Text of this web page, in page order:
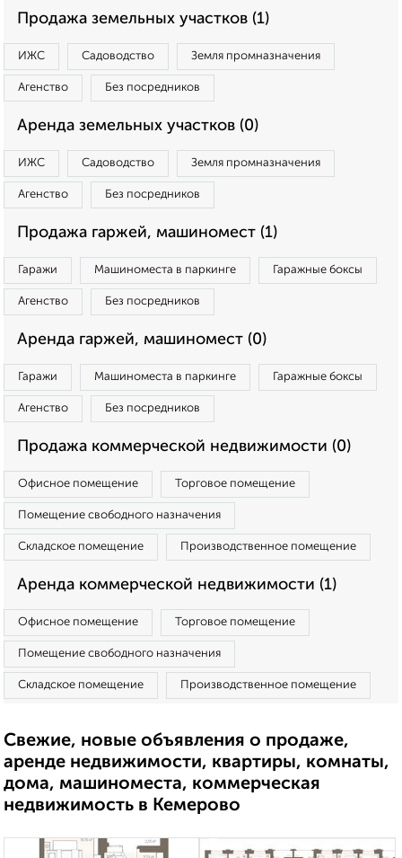
Продажа земельных участков (1)
ИЖС Садоводство Земля промназначения
Агенство Без посредников
Аренда земельных участков (0)
ИЖС Садоводство Земля промназначения
Агенство Без посредников
Продажа гаржей, машиномест (1)
Гаражи Машиноместа в паркинге Гаражные боксы
Агенство Без посредников
Аренда гаржей, машиномест (0)
Гаражи Машиноместа в паркинге Гаражные боксы
Агенство Без посредников
Продажа коммерческой недвижимости (0)
Офисное помещение Торговое помещение
Помещение свободного назначения
Складское помещение Производственное помещение
Аренда коммерческой недвижимости (1)
Офисное помещение Торговое помещение
Помещение свободного назначения
Складское помещение Производственное помещение
Свежие, новые объявления о продаже,
аренде недвижимости, квартиры, комнаты,
дома, машиноместа, коммерческая
недвижимость в Кемерово